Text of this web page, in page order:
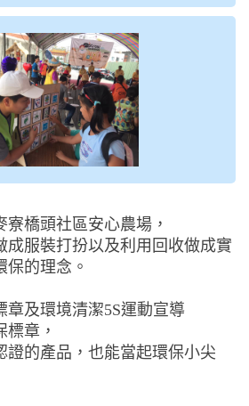
橋頭社區安心農場，
成服裝打扮以及利用回收做成實
保的理念。
章及環境清潔5S運動宣導
章，
證的產品，也能當起環保小尖